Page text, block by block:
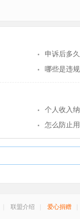
申诉后多
哪些是违
个人收入
怎么防止
联盟介绍 爱心捐赠